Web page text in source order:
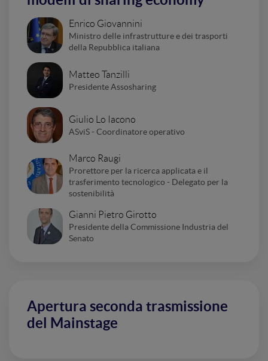
Enrico Giovannini
Ministro delle infrastrutture e dei trasporti
della Repubblica italiana
Matteo Tanzilli
Presidente Assosharing
Giulio Lo Iacono
ASviS - Coordinatore operativo
Marco Raugi
Prorettore per la ricerca applicata e il
trasferimento tecnologico - Delegato per la
sostenibilità
Gianni Pietro Girotto
Presidente della Commissione Industria del
Senato
Apertura seconda trasmissione
del Mainstage